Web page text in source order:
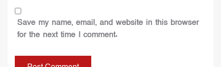
Save my name, email, and website in this browser
for the next time I comment.